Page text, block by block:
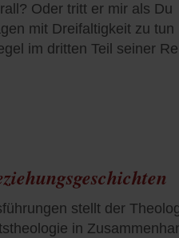
Oder tritt er mir als Du
mit Dreifaltigkeit zu tun
im dritten Teil seiner
stellt der
in